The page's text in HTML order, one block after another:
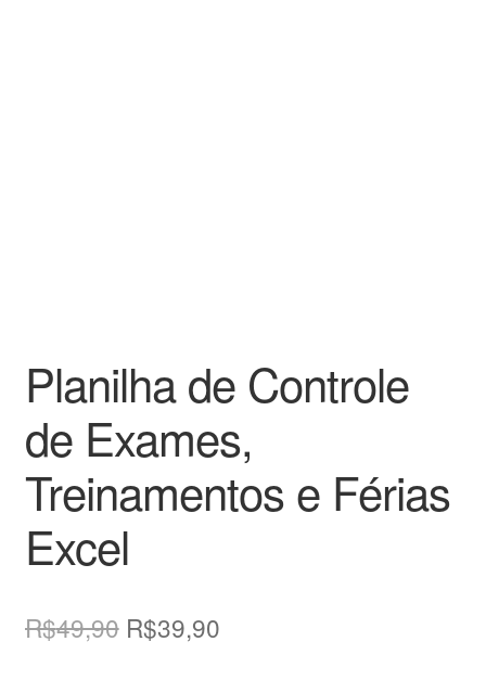
Planilha de Controle
de Exames,
Treinamentos e Férias
Excel
R$49,90 O
R$39,90O